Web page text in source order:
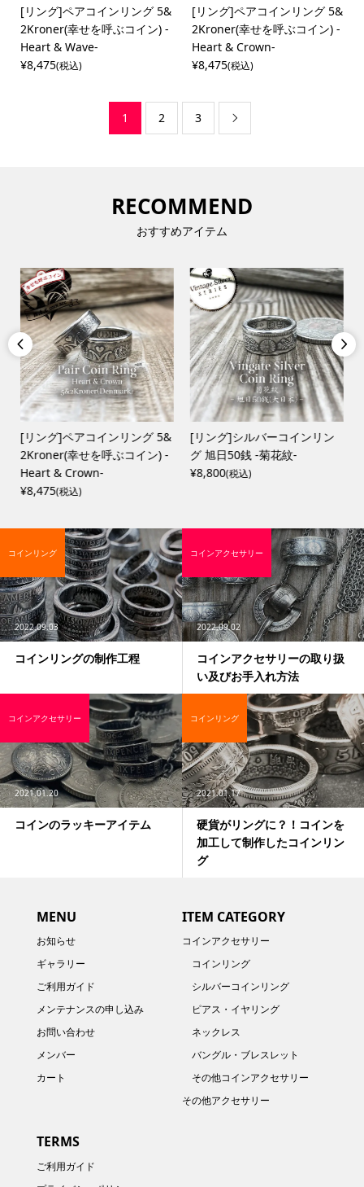
[リング]ペアコインリング 5&
2Kroner(幸せを呼ぶコイン) -
Heart & Wave-
¥8,475(税込)
[リング]ペアコインリング 5&
2Kroner(幸せを呼ぶコイン) -
Heart & Crown-
¥8,475(税込)
1 2 3 
RECOMMEND
おすすめアイテム

[リング]ペアコインリング 5&
2Kroner(幸せを呼ぶコイン) -
Heart & Crown-
¥8,475(税込)
[リング]シルバーコインリン
グ 旭日50銭 -菊花紋-
¥8,800(税込)

2022.09.03
コインリングの制作工程
コインリング
2022.09.02
コインアクセサリーの取り扱
い及びお手入れ方法
コインアクセサリー
2021.01.20
コインのラッキーアイテム
コインアクセサリー
2021.01.17
硬貨がリングに？！コインを
加工して制作したコインリン
グ
コインリング
MENU
お知らせ
ギャラリー
ご利用ガイド
メンテナンスの申し込み
お問い合わせ
メンバー
カート
ITEM CATEGORY
コインアクセサリー
コインリング
シルバーコインリング
ピアス・イヤリング
ネックレス
バングル・ブレスレット
その他コインアクセサリー
その他アクセサリー
TERMS
ご利用ガイド